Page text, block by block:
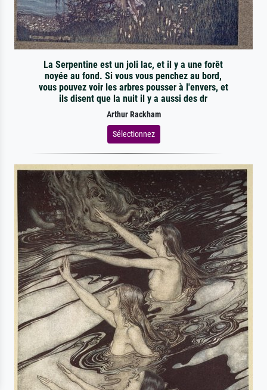
La Serpentine est un joli lac, et il y a une forêt
noyée au fond. Si vous vous penchez au bord,
vous pouvez voir les arbres pousser à l'envers, et
ils disent que la nuit il y a aussi des dr
Arthur Rackham
Sélectionnez